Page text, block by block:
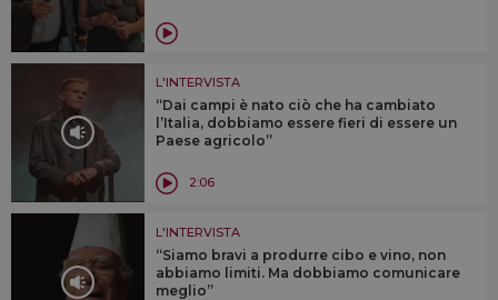
L'INTERVISTA
“Dai campi è nato ciò che ha cambiato
l’Italia, dobbiamo essere fieri di essere un
Paese agricolo”
2:06
L'INTERVISTA
“Siamo bravi a produrre cibo e vino, non
abbiamo limiti. Ma dobbiamo comunicare
meglio”